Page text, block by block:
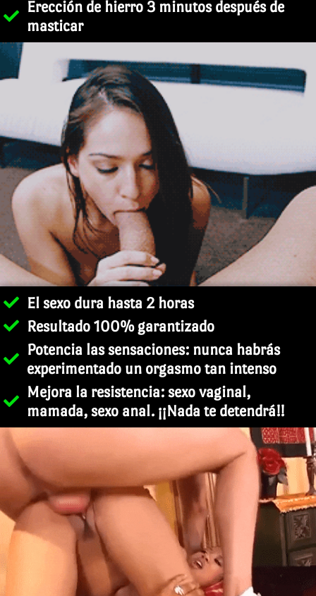
Erección de hierro 3 minutos después de
masticar
El sexo dura hasta 2 horas
Resultado 100% garantizado
Potencia las sensaciones: nunca habrás
experimentado un orgasmo tan intenso
Mejora la resistencia: sexo vaginal,
mamada, sexo anal. ¡¡Nada te detendrá!!